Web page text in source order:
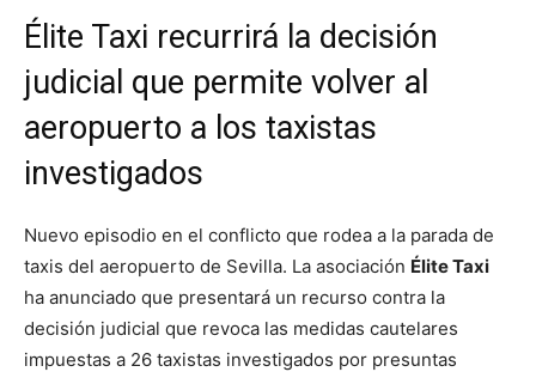
Élite Taxi recurrirá la decisión
judicial que permite volver al
aeropuerto a los taxistas
investigados
Nuevo episodio en el conflicto que rodea a la parada de
taxis del aeropuerto de Sevilla. La asociación Élite Taxi
ha anunciado que presentará un recurso contra la
decisión judicial que revoca las medidas cautelares
impuestas a 26 taxistas investigados por presuntas